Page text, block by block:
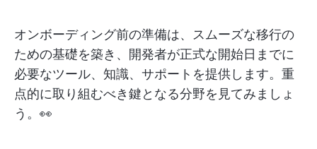
オンボーディング前の準備は、スムーズな移行の
ための基礎を築き、開発者が正式な開始日までに
必要なツール、知識、サポートを提供します。重
点的に取り組むべき鍵となる分野を見てみましょ
う。👀